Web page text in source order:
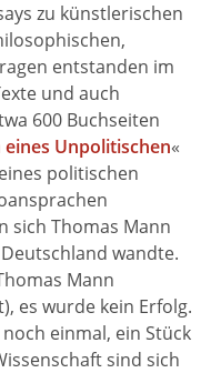
zu künstlerischen
entstanden im
und auch
600 Buchseiten
Unpolitischen«
politischen
sich Thomas Mann
wandte.
Mann
es wurde kein Erfolg.
einmal, ein Stück
sind sich